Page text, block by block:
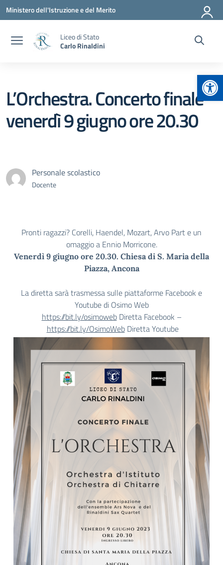
Vai ai contenuti
Vai al menu di navigazione
Vai al footer
Ministero dell'Istruzione e del Merito
Liceo di Stato
Carlo Rinaldini
L’Orchestra. Concerto finale
venerdì 9 giugno ore 20.30
Personale scolastico
Docente
Pronti ragazzi? Corelli, Haendel, Mozart, Arvo Part e un
omaggio a Ennio Morricone.
Venerdì 9 giugno ore 20.30. Chiesa di S. Maria della
Piazza, Ancona
La diretta sarà trasmessa sulle piattaforme Facebook e
Youtube di Osimo Web
https://bit.ly/osimowebDiretta Facebook –
https://bit.ly/OsimoWebDiretta Youtube